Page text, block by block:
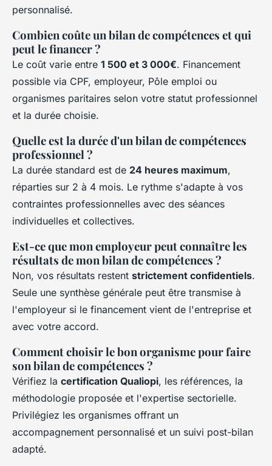
personnalisé.
Combien coûte un bilan de compétences et qui
peut le financer ?
Le coût varie entre 1 500 et 3 000€. Financement
possible via CPF, employeur, Pôle emploi ou
organismes paritaires selon votre statut professionnel
et la durée choisie.
Quelle est la durée d'un bilan de compétences
professionnel ?
La durée standard est de 24 heures maximum,
réparties sur 2 à 4 mois. Le rythme s'adapte à vos
contraintes professionnelles avec des séances
individuelles et collectives.
Est-ce que mon employeur peut connaître les
résultats de mon bilan de compétences ?
Non, vos résultats restent strictement confidentiels.
Seule une synthèse générale peut être transmise à
l'employeur si le financement vient de l'entreprise et
avec votre accord.
Comment choisir le bon organisme pour faire
son bilan de compétences ?
Vérifiez la certification Qualiopi, les références, la
méthodologie proposée et l'expertise sectorielle.
Privilégiez les organismes offrant un
accompagnement personnalisé et un suivi post-bilan
adapté.